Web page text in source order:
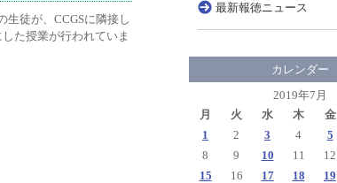
生徒が、CCGSに隣接し
た授業が行われていま
最新報徳ニュース
カレンダー
2019年7月
月
火 水 木 金
1 2 3 4 5
8
9 10 11 12
15
16 17 18 19